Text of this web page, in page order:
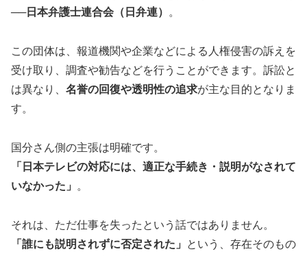
──日本弁護士連合会（日弁連） 。
この団体は、報道機関や企業などによる人権侵害の訴えを
受け取り、調査や勧告などを行うことができます。訴訟と
は異なり、 名誉の回復や透明性の追求が主な目的となりま
す。
国分さん側の主張は明確です。
「日本テレビの対応には、適正な手続き・説明がなされて
いなかった」
。
それは、ただ仕事を失ったという話ではありません。
「誰にも説明されずに否定された」
という、存在そのもの